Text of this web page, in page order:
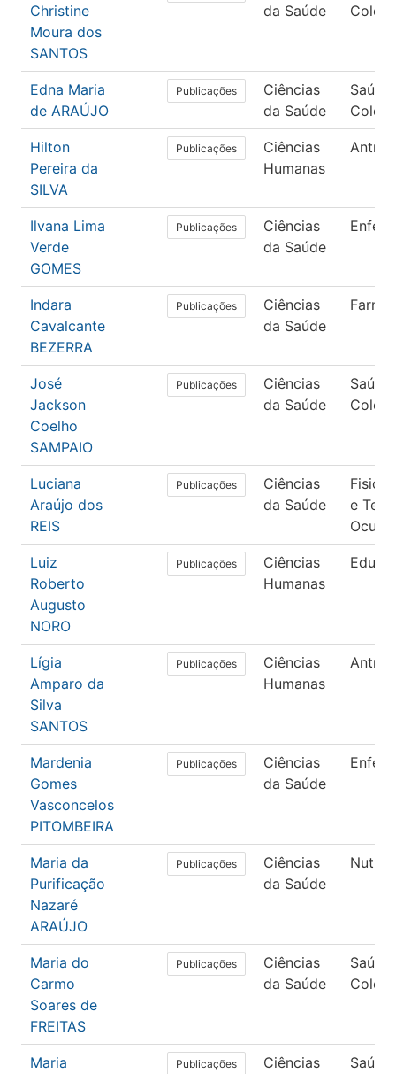
Christine
Moura dos
SANTOS
da Saúde
Edna Maria
de ARAÚJO
Publicações
Ciências
da Saúde
Saúde
Hilton
Pereira da
SILVA
Publicações
Ciências
Humanas
Ilvana Lima
Verde
GOMES
Publicações
Ciências
da Saúde
Indara
Cavalcante
BEZERRA
Publicações
Ciências
da Saúde
José
Jackson
Coelho
SAMPAIO
Publicações
Ciências
da Saúde
Saúde
Luciana
Araújo dos
REIS
Publicações
Ciências
da Saúde
e
Luiz
Roberto
Augusto
NORO
Publicações
Ciências
Humanas
Lígia
Amparo da
Silva
SANTOS
Publicações
Ciências
Humanas
Mardenia
Gomes
Vasconcelos
PITOMBEIRA
Publicações
Ciências
da Saúde
Maria da
Purificação
Nazaré
ARAÚJO
Publicações
Ciências
da Saúde
Maria do
Carmo
Soares de
FREITAS
Publicações
Ciências
da Saúde
Saúde
Maria
Publicações
Ciências
Saúde